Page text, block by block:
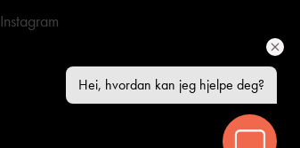
Instagram
Hei, hvordan kan jeg hjelpe deg?